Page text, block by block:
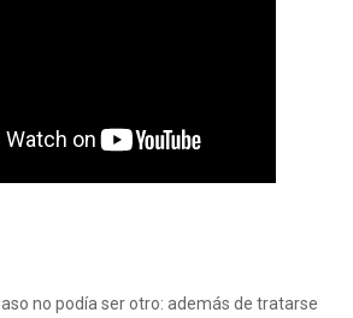
no podía ser otro: además de tratarse